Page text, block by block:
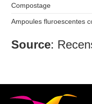
Compostage
Ampoules fluroescentes
Source: